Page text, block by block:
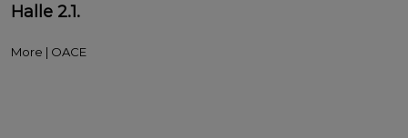
Halle 2.1.
More | OACE